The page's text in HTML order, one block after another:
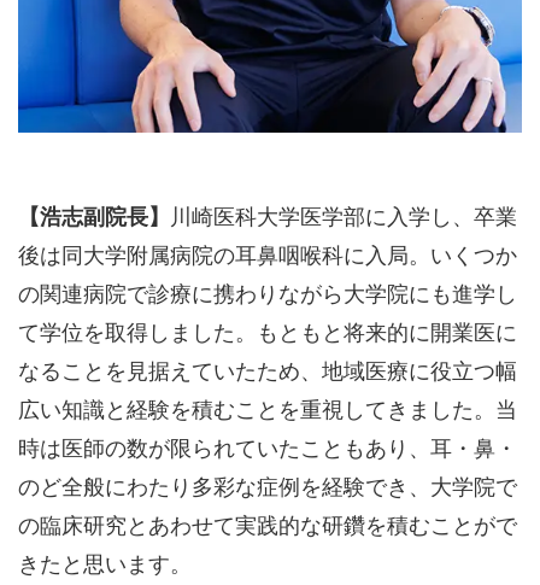
【浩志副院長】
川崎医科大学医学部に入学し、卒業
後は同大学附属病院の耳鼻咽喉科に入局。いくつか
の関連病院で診療に携わりながら大学院にも進学し
て学位を取得しました。もともと将来的に開業医に
なることを見据えていたため、地域医療に役立つ幅
広い知識と経験を積むことを重視してきました。当
時は医師の数が限られていたこともあり、耳・鼻・
のど全般にわたり多彩な症例を経験でき、大学院で
の臨床研究とあわせて実践的な研鑽を積むことがで
きたと思います。